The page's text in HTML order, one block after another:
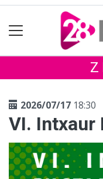
2026/07/17 18:30
VI. Intxaur